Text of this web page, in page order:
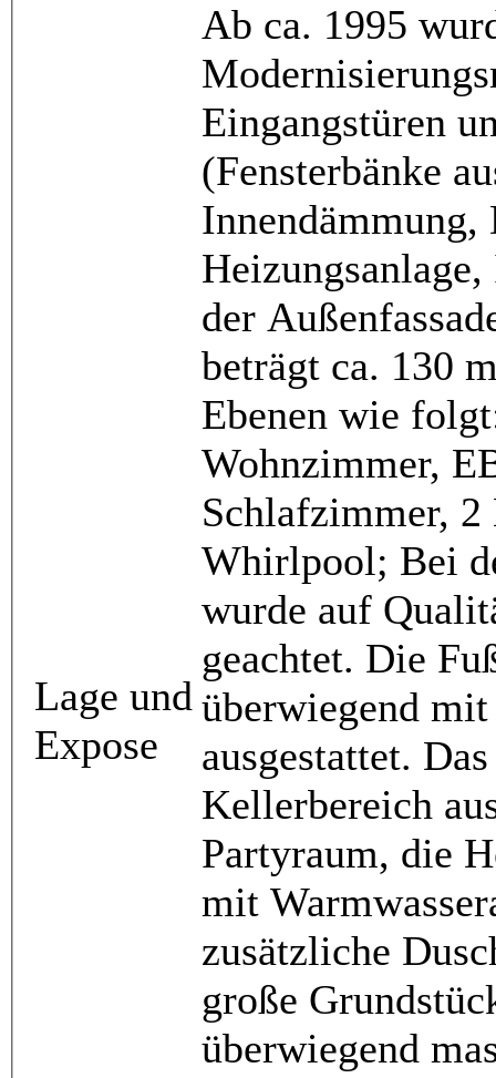
Lage und
Expose
Ab ca. 1995
Eingangstüren
(Fensterbänke
der
beträgt ca. 130
Ebenen wie
Wohnzimmer,
Schlafzimmer,
Whirlpool; Bei
wurde auf
geachtet. Die
überwiegend
ausgestattet.
Kellerbereich
Partyraum, die
mit
zusätzliche
große
überwiegend